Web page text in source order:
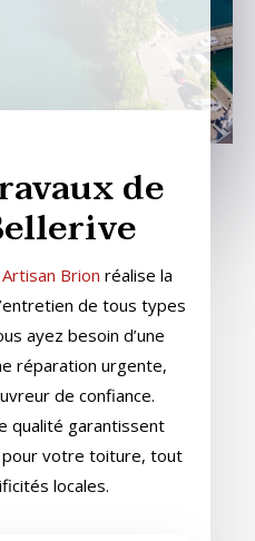
de
Artisan Brion réalise la
de tous types
ayez besoin d’une
réparation urgente,
de confiance.
qualité garantissent
votre toiture, tout
locales.